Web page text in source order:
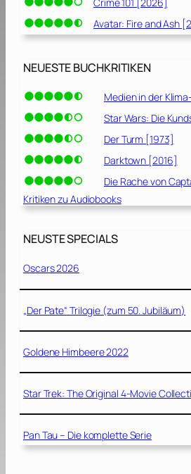
Avatar: Fire and Ash
NEUESTE BUCHKRITIKEN
Medien in der
Star Wars: Die
Der Turm [1973]
Darktown [2016]
Die Rache von
Kritiken zu Audiobooks
NEUSTE SPECIALS
Oscars 2026
„Der Pate“ Trilogie (zum 50. Jubiläum)
Goldene Himbeere 2022
Star Trek: The Original 4-Movie
Pan Tau – Die komplette Serie